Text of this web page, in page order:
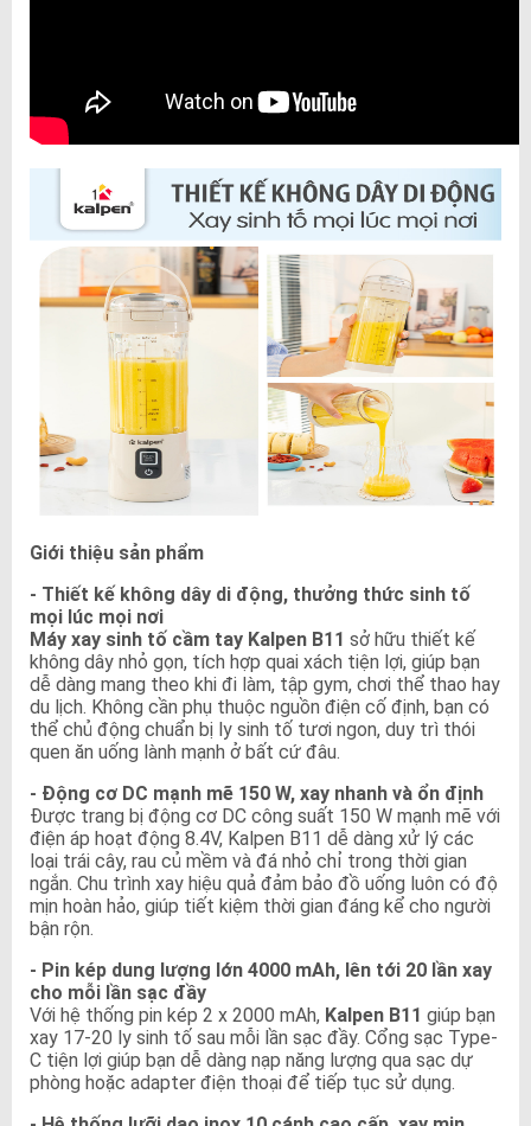
Giới thiệu sản phẩm
- Thiết kế không dây di động, thưởng thức sinh tố
mọi lúc mọi nơi
Máy xay sinh tố cầm tay Kalpen B11 sở hữu thiết kế
không dây nhỏ gọn, tích hợp quai xách tiện lợi, giúp bạn
dễ dàng mang theo khi đi làm, tập gym, chơi thể thao hay
du lịch. Không cần phụ thuộc nguồn điện cố định, bạn có
thể chủ động chuẩn bị ly sinh tố tươi ngon, duy trì thói
quen ăn uống lành mạnh ở bất cứ đâu.
- Động cơ DC mạnh mẽ 150 W, xay nhanh và ổn định
Được trang bị động cơ DC công suất 150 W mạnh mẽ với
điện áp hoạt động 8.4V, Kalpen B11 dễ dàng xử lý các
loại trái cây, rau củ mềm và đá nhỏ chỉ trong thời gian
ngắn. Chu trình xay hiệu quả đảm bảo đồ uống luôn có độ
mịn hoàn hảo, giúp tiết kiệm thời gian đáng kể cho người
bận rộn.
- Pin kép dung lượng lớn 4000 mAh, lên tới 20 lần xay
cho mỗi lần sạc đầy
Với hệ thống pin kép 2 x 2000 mAh, Kalpen B11 giúp bạn
xay 17-20 ly sinh tố sau mỗi lần sạc đầy. Cổng sạc Type-
C tiện lợi giúp bạn dễ dàng nạp năng lượng qua sạc dự
phòng hoặc adapter điện thoại để tiếp tục sử dụng.